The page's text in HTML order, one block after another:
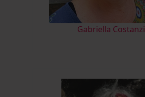
Gabriella Costanzi